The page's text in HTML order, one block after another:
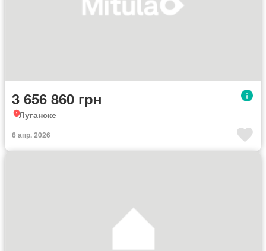
3 656 860 грн
Луганске
6 апр. 2026